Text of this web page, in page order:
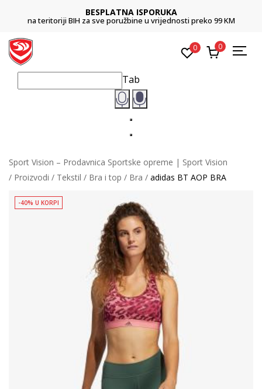
BESPLATNA ISPORUKA
na teritoriji BIH za sve poružbine u vrijednosti preko 99 KM
0 0
Tab
Sport Vision – Prodavnica Sportske opreme | Sport Vision
Proizvodi
Tekstil Bra i top Bra adidas BT AOP BRA
-40% U KORPI